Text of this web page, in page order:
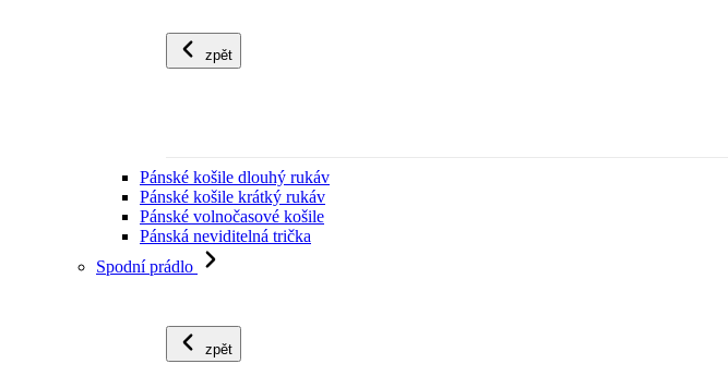
zpět
Pánské košile dlouhý rukáv
Pánské košile krátký rukáv
Pánské volnočasové košile
Pánská neviditelná trička
Spodní prádlo
zpět